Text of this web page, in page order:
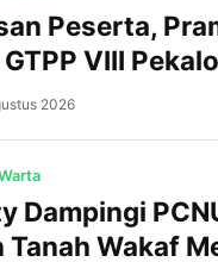
Peserta,
VIII
2026
Dampingi
Tanah Wakaf